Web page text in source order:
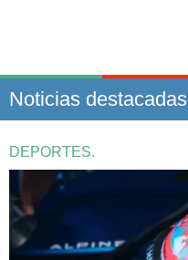
Noticias destacadas
DEPORTES.